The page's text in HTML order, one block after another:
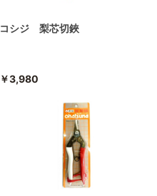
コシジ 梨芯切鋏
￥3,980